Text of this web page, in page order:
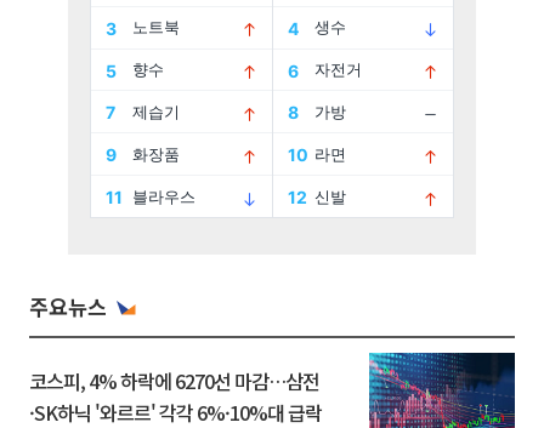
주요뉴스
코스피, 4% 하락에 6270선 마감…삼전
·SK하닉 '와르르' 각각 6%·10%대 급락